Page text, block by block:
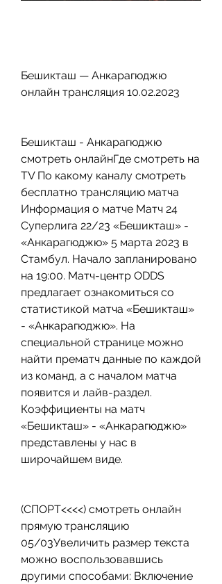
Бешикташ — Анкарагюджю
онлайн трансляция 10.02.2023
Бешикташ - Анкарагюджю
смотреть онлайнГде смотреть на
TV По какому каналу смотреть
бесплатно трансляцию матча
Информация о матче Матч 24
Суперлига 22/23 «Бешикташ» -
«Анкарагюджю» 5 марта 2023 в
Стамбул. Начало запланировано
на 19:00. Матч-центр ODDS
предлагает ознакомиться со
cтатистикой матча «Бешикташ»
- «Анкарагюджю». На
специальной странице можно
найти прематч данные по каждой
из команд, а с началом матча
появится и лайв-раздел.
Коэффициенты на матч
«Бешикташ» - «Анкарагюджю»
представлены у нас в
широчайшем виде.
(СПОРТ<<<<) смотреть онлайн
прямую трансляцию
05/03Увеличить размер текста
можно воспользовавшись
другими способами: Включение